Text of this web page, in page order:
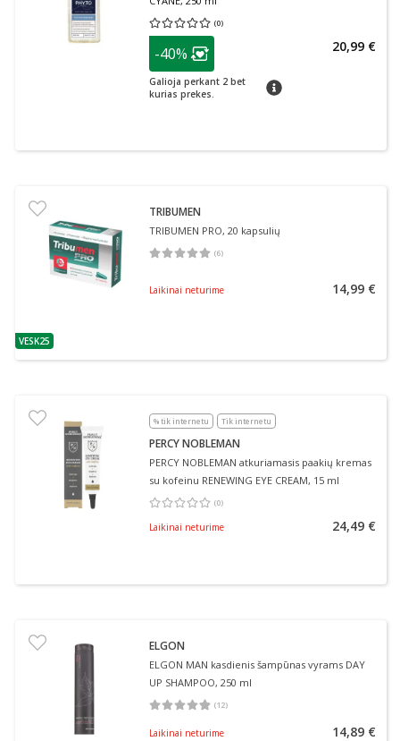
(0)
Vidutinis įvertinimas 0.00
patarimas
Lojalumo klubo narių nuolaida
-40%
Galioja perkant 2 bet
kurias prekes.
patarimas
20,99 €
patarimas
VESK25
TRIBUMEN
TRIBUMEN PRO, 20 kapsulių
(6)
Vidutinis įvertinimas 5.00
Laikinai neturime 14,99 €
% tik internetu Tik internetu
PERCY NOBLEMAN
PERCY NOBLEMAN atkuriamasis paakių kremas
su kofeinu RENEWING EYE CREAM, 15 ml
(0)
Vidutinis įvertinimas 0.00
Laikinai neturime 24,49 €
ELGON
ELGON MAN kasdienis šampūnas vyrams DAY
UP SHAMPOO, 250 ml
(12)
Vidutinis įvertinimas 4.83
Laikinai neturime 14,89 €